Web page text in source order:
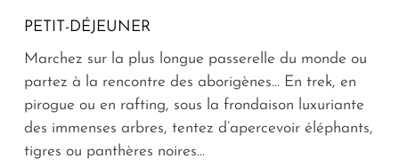
PETIT-DÉJEUNER
Marchez sur la plus longue passerelle du monde ou
partez à la rencontre des aborigènes… En trek, en
pirogue ou en rafting, sous la frondaison luxuriante
des immenses arbres, tentez d’apercevoir éléphants,
tigres ou panthères noires…